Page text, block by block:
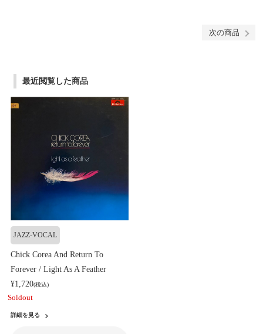
次の商品
最近閲覧した商品
JAZZ-VOCAL
Chick Corea And Return To
Forever / Light As A Feather
¥1,720(税込)
Soldout
詳細を見る